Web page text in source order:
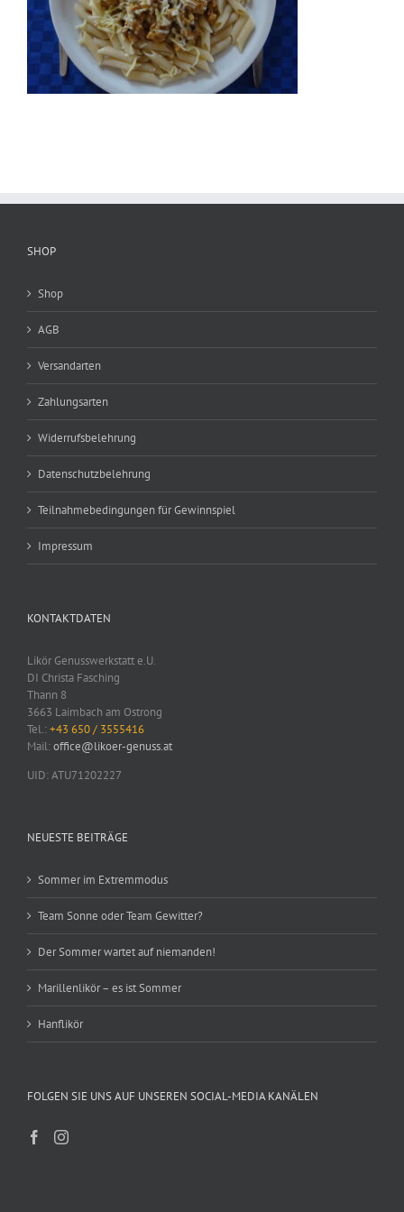
SHOP
Shop
AGB
Versandarten
Zahlungsarten
Widerrufsbelehrung
Datenschutzbelehrung
Teilnahmebedingungen für Gewinnspiel
Impressum
KONTAKTDATEN
Likör Genusswerkstatt e.U.
DI Christa Fasching
Thann 8
3663 Laimbach am Ostrong
Tel.:+43 650 / 3555416
Mail:office@likoer-genuss.at
UID: ATU71202227
NEUESTE BEITRÄGE
Sommer im Extremmodus
Team Sonne oder Team Gewitter?
Der Sommer wartet auf niemanden!
Marillenlikör – es ist Sommer
Hanflikör
FOLGEN SIE UNS AUF UNSEREN SOCIAL-MEDIA KANÄLEN